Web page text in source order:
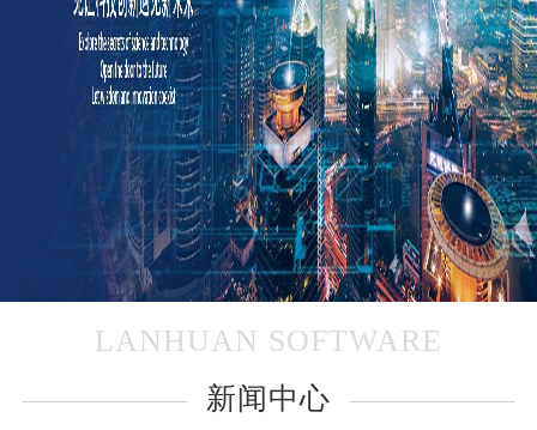
LANHUAN SOFTWARE
新闻中心